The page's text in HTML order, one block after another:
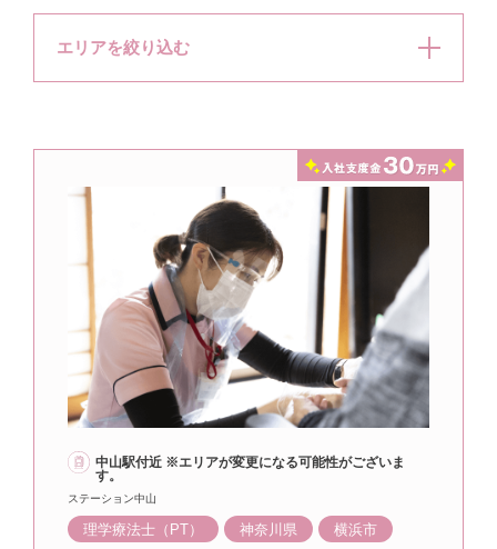
エリアを絞り込む
中山駅付近 ※エリアが変更になる可能性がございま
す。
ステーション中山
理学療法士（PT） 神奈川県 横浜市